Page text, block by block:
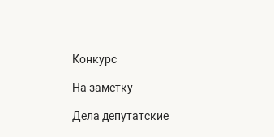
Конкурс
На заметку
Дела депутатские